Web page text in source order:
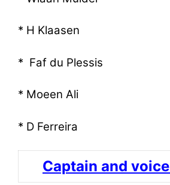
* H Klaasen
* Faf du Plessis
* Moeen Ali
* D Ferreira
Captain and